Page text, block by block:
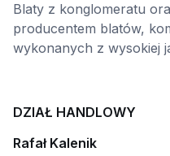
Blaty z konglomeratu
producentem blatów,
wykonanych z wysokiej
DZIAŁ HANDLOWY
Rafał Kalenik